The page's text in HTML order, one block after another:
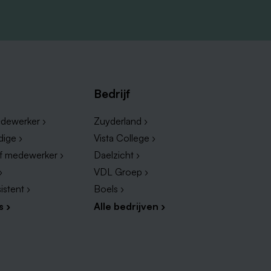
›
›
medewerker ›
›
›
Bedrijf
Zuyderland ›
Vista College ›
Daelzicht ›
VDL Groep ›
Boels ›
Alle bedrijven ›